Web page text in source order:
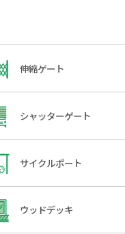
伸縮ゲート
シャッターゲート
サイクルポート
ウッドデッキ